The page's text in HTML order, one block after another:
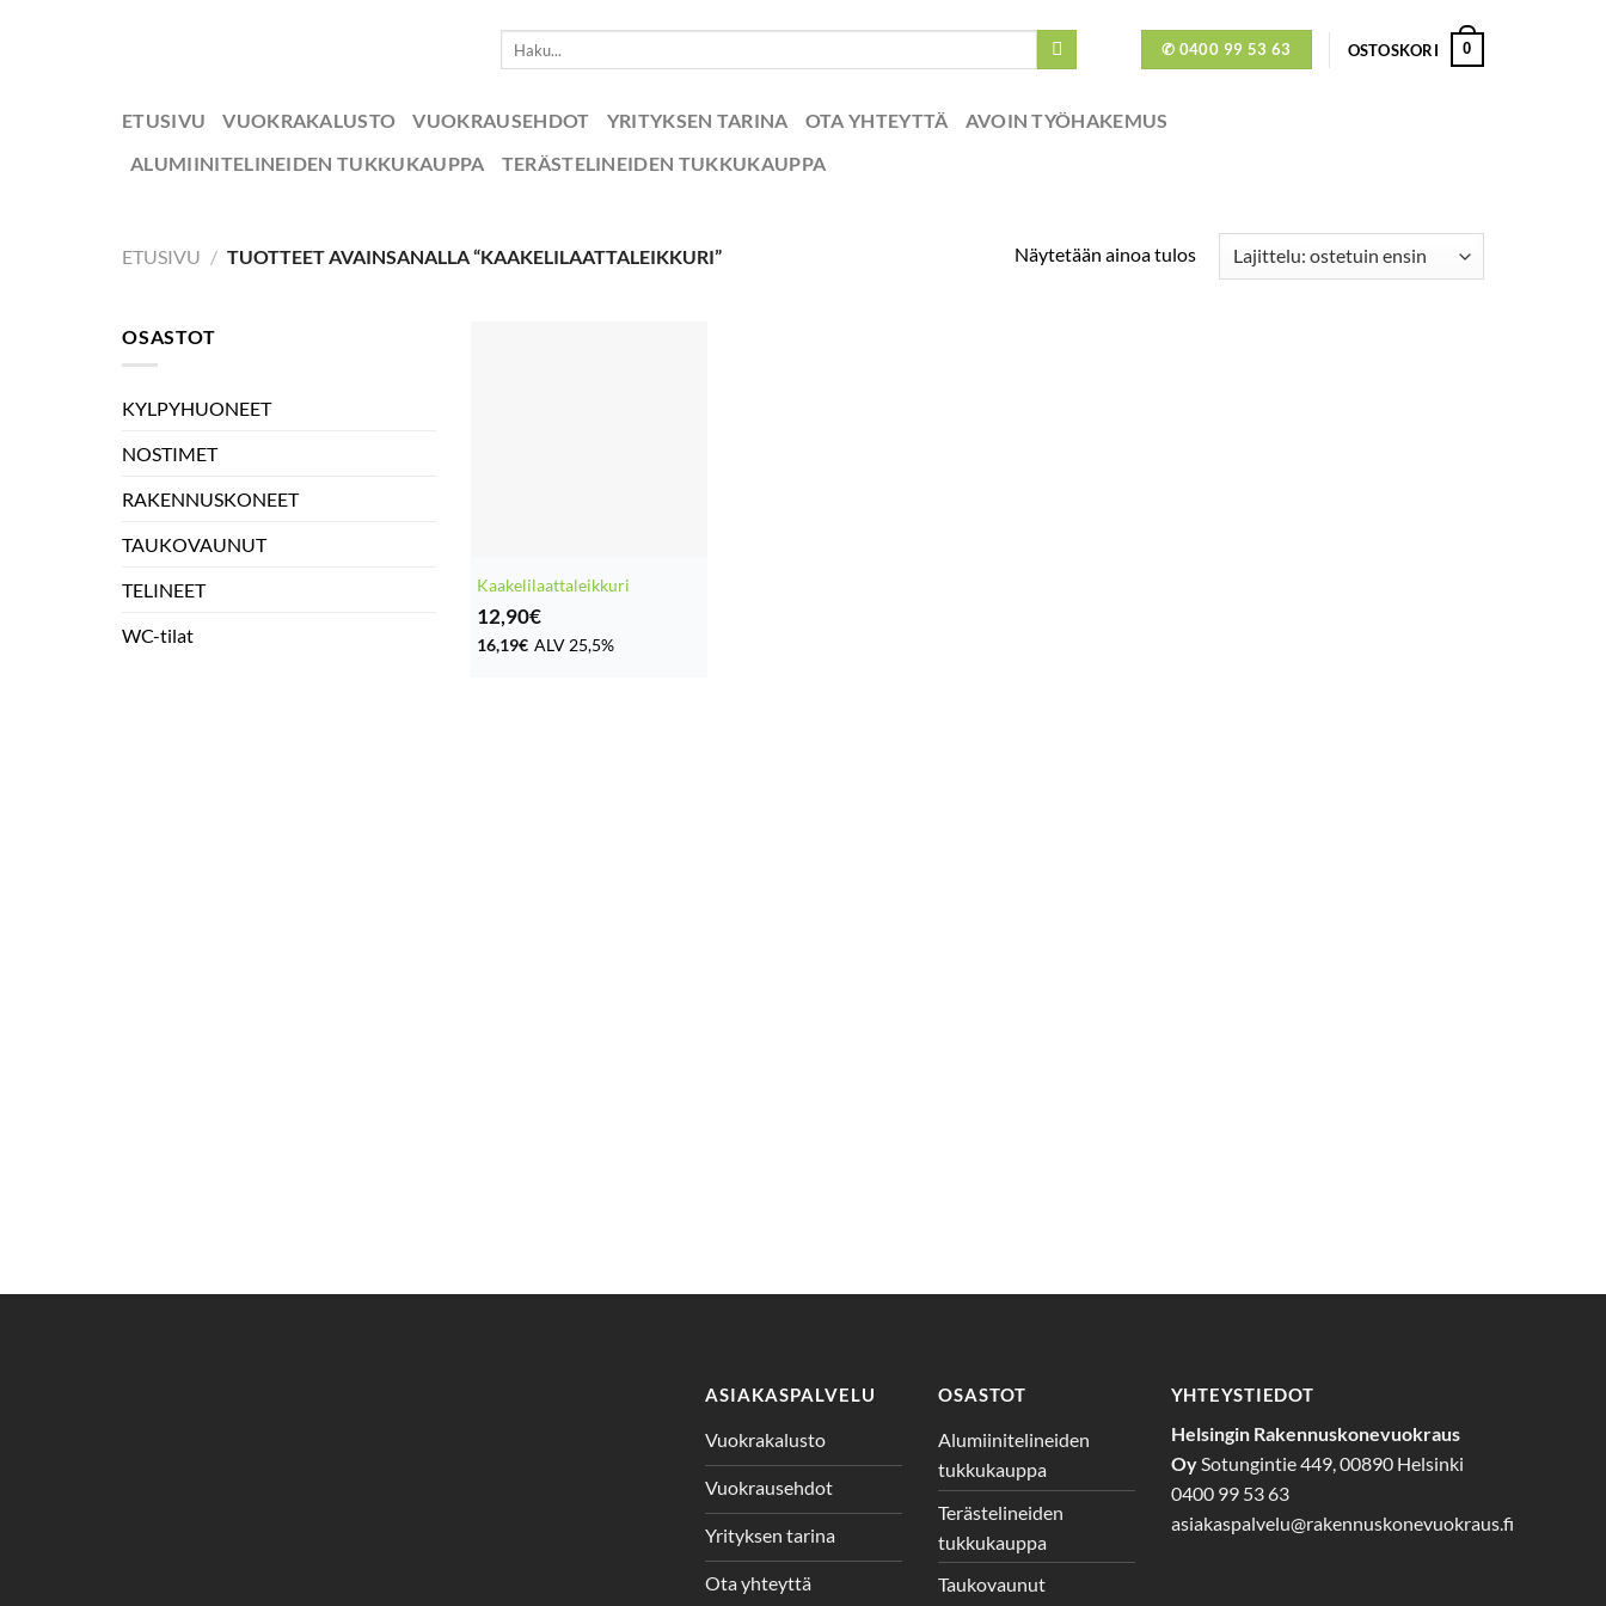
✆ 0400 99 53 63 OSTOSKORI 0
ETUSIVU VUOKRAKALUSTO VUOKRAUSEHDOT YRITYKSEN TARINA OTA YHTEYTTÄ
AVOIN TYÖHAKEMUS
ALUMIINITELINEIDEN TUKKUKAUPPA
TERÄSTELINEIDEN TUKKUKAUPPA
ETUSIVU / TUOTTEET AVAINSANALLA “KAAKELILAATTALEIKKURI” Näytetään ainoa tulos
OSASTOT
KYLPYHUONEET
NOSTIMET
RAKENNUSKONEET
TAUKOVAUNUT
TELINEET
WC-tilat
Kaakelilaattaleikkuri
12,90€
16,19€ ALV 25,5%
ASIAKASPALVELU
Vuokrakalusto
Vuokrausehdot
Yrityksen tarina
Ota yhteyttä
OSASTOT
Alumiinitelineiden
tukkukauppa
Terästelineiden
tukkukauppa
Taukovaunut
YHTEYSTIEDOT
Helsingin Rakennuskonevuokraus
OySotungintie 449, 00890 Helsinki
0400 99 53 63
asiakaspalvelu@rakennuskonevuokraus.fi